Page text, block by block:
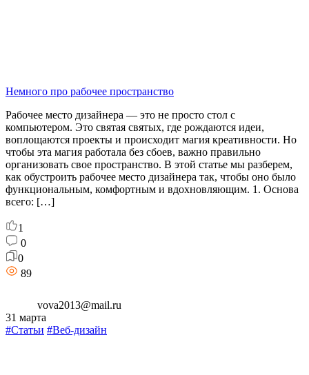
Немного про рабочее пространство
Рабочее место дизайнера — это не просто стол с
компьютером. Это святая святых, где рождаются идеи,
воплощаются проекты и происходит магия креативности. Но
чтобы эта магия работала без сбоев, важно правильно
организовать свое пространство. В этой статье мы разберем,
как обустроить рабочее место дизайнера так, чтобы оно было
функциональным, комфортным и вдохновляющим. 1. Основа
всего: […]
1
0
0
89
vova2013@mail.ru
31 марта
#Статьи #Веб-дизайн